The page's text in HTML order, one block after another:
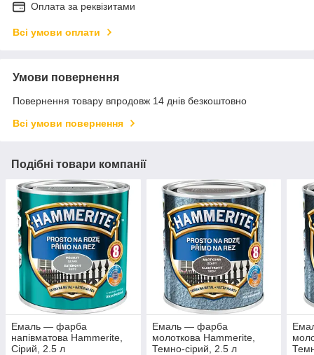
Оплата за реквізитами
Всі умови оплати
Умови повернення
Повернення товару впродовж 14 днів безкоштовно
Всі умови повернення
Подібні товари компанії
Емаль — фарба
напівматова Hammerite,
Сірий, 2.5 л
Емаль — фарба
молоткова Hammerite,
Темно-сірий, 2.5 л